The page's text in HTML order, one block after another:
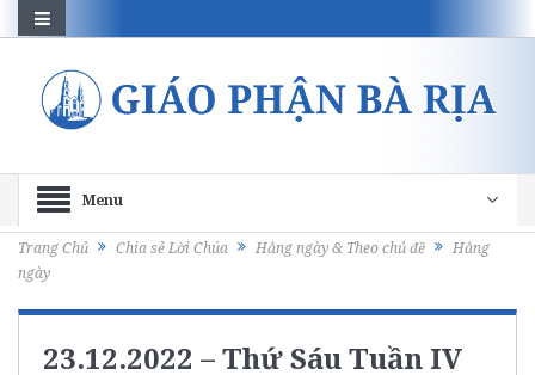
Menu
Trang Chủ Chia sẻ Lời Chúa Hằng ngày & Theo chủ đề
Hằng
ngày
23.12.2022 – Thứ Sáu Tuần IV